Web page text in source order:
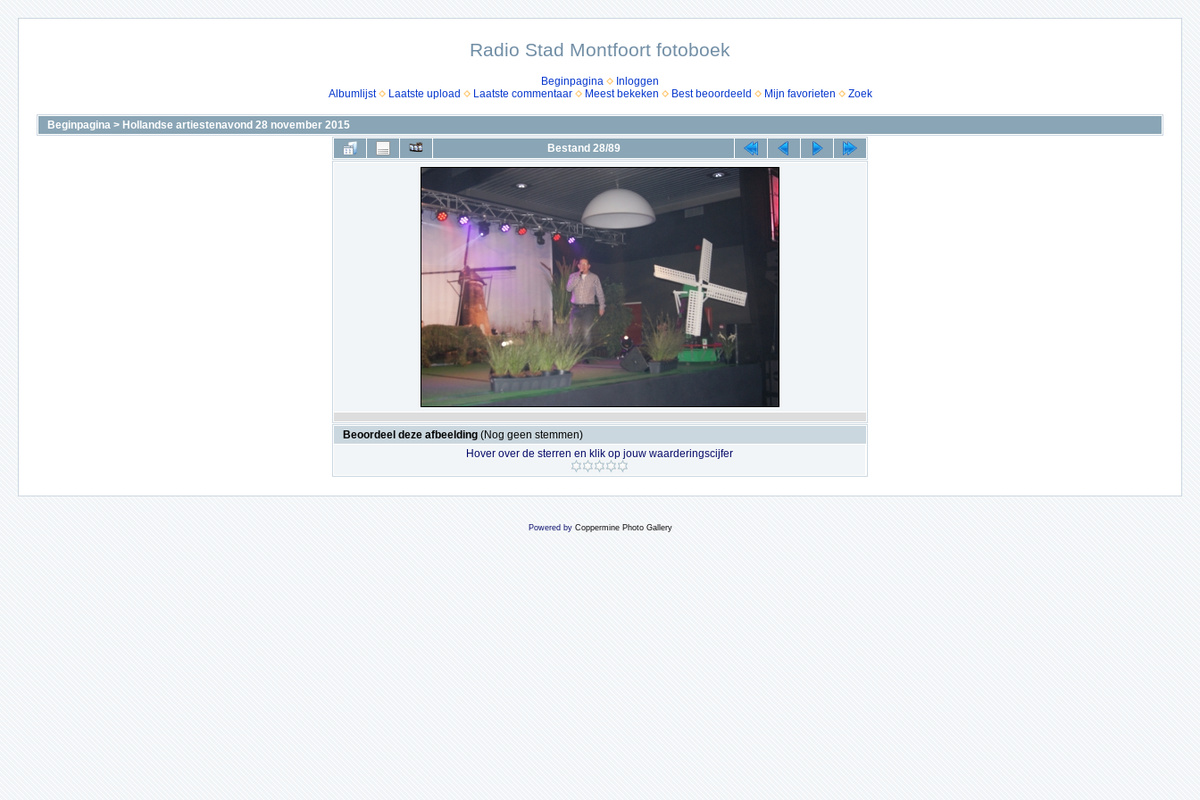
Radio Stad Montfoort fotoboek
Beginpagina
Inloggen
Albumlijst
Laatste upload Laatste commentaar Meest bekeken Best beoordeeld Mijn favorieten Zoek
Beginpagina > Hollandse artiestenavond 28 november 2015
Bestand 28/89
Beoordeel deze afbeelding (Nog geen stemmen)
Hover over de sterren en klik op jouw waarderingscijfer
Powered by Coppermine Photo Gallery